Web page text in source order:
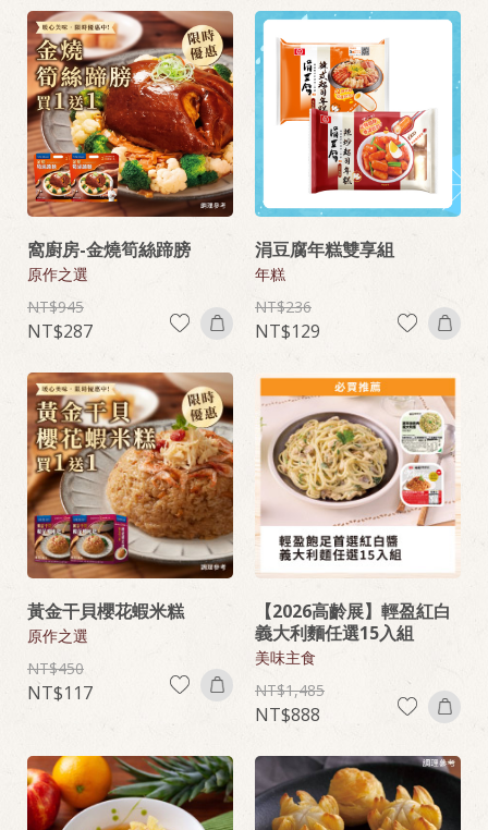
窩廚房-金燒筍絲蹄膀
原作之選
945
287
涓豆腐年糕雙享組
年糕
236
129
黃金干貝櫻花蝦米糕
原作之選
450
117
【2026高齡展】輕盈紅白
義大利麵任選15入組
美味主食
1,485
888